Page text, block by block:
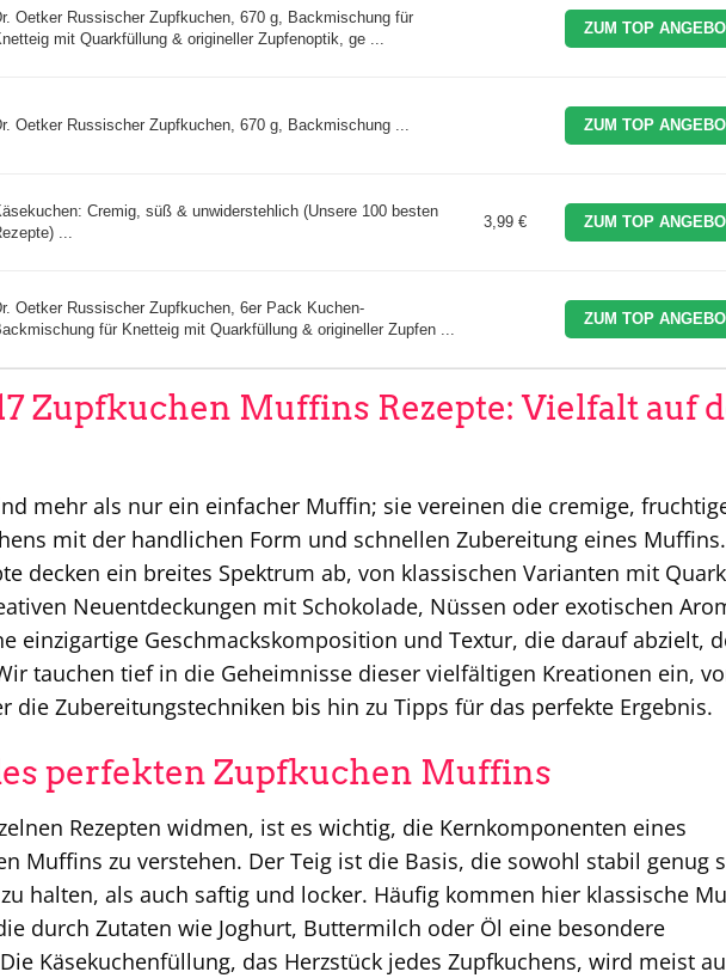
Oetker Russischer Zupfkuchen, 670 g, Backmischung für
mit Quarkfüllung & origineller Zupfenoptik, ge ...
ZUM TOP
Oetker Russischer Zupfkuchen, 670 g, Backmischung ... ZUM TOP
Cremig, süß & unwiderstehlich (Unsere 100 besten
...
3,99 € ZUM TOP
Oetker Russischer Zupfkuchen, 6er Pack Kuchen-
für Knetteig mit Quarkfüllung & origineller Zupfen ...
ZUM TOP
Zupfkuchen Muffins Rezepte: Vielfalt auf
mehr als nur ein einfacher Muffin; sie vereinen die cremige,
mit der handlichen Form und schnellen Zubereitung eines
decken ein breites Spektrum ab, von klassischen Varianten mit
Neuentdeckungen mit Schokolade, Nüssen oder exotischen
einzigartige Geschmackskomposition und Textur, die darauf abzielt,
tauchen tief in die Geheimnisse dieser vielfältigen Kreationen ein,
die Zubereitungstechniken bis hin zu Tipps für das perfekte Ergebnis.
perfekten Zupfkuchen Muffins
Rezepten widmen, ist es wichtig, die Kernkomponenten eines
Muffins zu verstehen. Der Teig ist die Basis, die sowohl stabil genug
halten, als auch saftig und locker. Häufig kommen hier klassische
durch Zutaten wie Joghurt, Buttermilch oder Öl eine besondere
Käsekuchenfüllung, das Herzstück jedes Zupfkuchens, wird meist